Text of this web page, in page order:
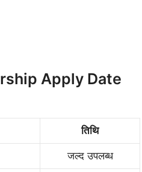
Apply Date
तिथि
जल्द उपलब्ध